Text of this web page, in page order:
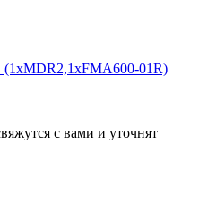
01R)
с вами и уточнят